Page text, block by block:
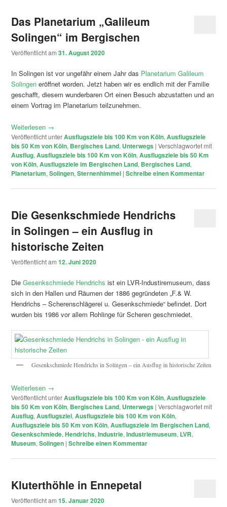
Das Planetarium „Galileum
Solingen“ im Bergischen
Veröffentlicht am31. August 2020
In Solingen ist vor ungefähr einem Jahr das Planetarium Galileum
Solingen eröffnet worden. Jetzt haben wir es endlich mit der Familie
geschafft, diesem wunderbaren Ort einen Besuch abzustatten und an
einem Vortrag im Planetarium teilzunehmen.
Weiterlesen →
Veröffentlicht unterAusflugsziele bis 100 Km von Köln,Ausflugsziele
bis 50 Km von Köln, Bergisches Land, Unterwegs |Verschlagwortet mit
Ausflug,Ausflugsziele bis 100 Km von Köln,Ausflugsziele bis 50 Km
von Köln,Ausflugsziele im Bergischen Land, Bergisches Land,
Planetarium,Solingen,Sternenhimmel |Schreibe einen Kommentar
Die Gesenkschmiede Hendrichs
in Solingen – ein Ausflug in
historische Zeiten
Veröffentlicht am12. Juni 2020
DieGesenkschmiede Hendrichs ist ein LVR-Industiremuseum, dass
sich in den Hallen und Räumen der 1886 gegründeten „F.& W.
Hendrichs – Scherenschlägerei u. Gesenkschmiede“ befindet. Dort
wurden bis 1986 vor allem Rohlinge für Scheren geschmiedet.
Gesenkschmiede Hendrichs in Solingen – ein Ausflug in historische Zeiten
Weiterlesen →
Veröffentlicht unterAusflugsziele bis 100 Km von Köln,Ausflugsziele
bis 50 Km von Köln, Bergisches Land, Unterwegs |Verschlagwortet mit
Ausflug,Ausflugsziel,Ausflugsziele bis 100 Km von Köln,
Ausflugsziele bis 50 Km von Köln,Ausflugsziele im Bergischen Land,
Gesenkschmiede,Hendrichs,Industrie,Industriemuseum, LVR,
Museum,Solingen |Schreibe einen Kommentar
Kluterthöhle in Ennepetal
Veröffentlicht am15. Januar 2020